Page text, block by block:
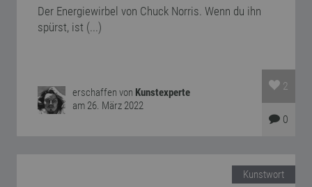
Der Energiewirbel von Chuck Norris. Wenn du ihn
spürst, ist (...)
erschaffen von Kunstexperte
am 26. März 2022
2
0
Kunstwort